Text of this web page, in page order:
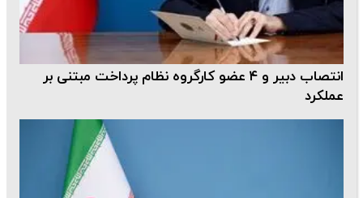
انتصاب دبیر و ۴ عضو کارگروه نظام پرداخت مبتنی بر
عملکرد